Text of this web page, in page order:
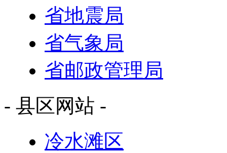
省地震局
省气象局
省邮政管理局
- 县区网站 -
冷水滩区